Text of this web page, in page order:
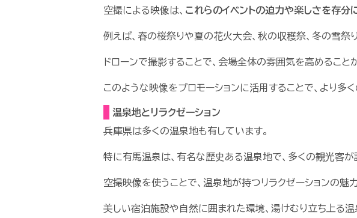
空撮による映像は、 これらのイベントの迫力や楽しさを存分
例えば、春の桜祭りや夏の花火大会、秋の収穫祭、冬の雪祭
ドローンで撮影することで、会場全体の雰囲気を高めるこ
このような映像をプロモーションに活用することで、より多
温泉地とリラクゼーション
兵庫県は多くの温泉地も有しています。
特に有馬温泉は、有名な歴史ある温泉地で、多くの観光客が
空撮映像を使うことで、温泉地が持つリラクゼーションの魅
美しい宿泊施設や自然に囲まれた環境、湯けむり立ち上る